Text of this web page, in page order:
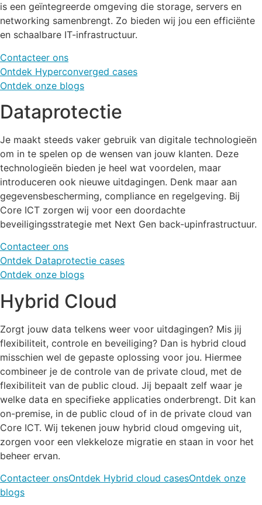
is een geïntegreerde omgeving die storage, servers en
networking samenbrengt. Zo bieden wij jou een efficiënte
en schaalbare IT-infrastructuur.
Contacteer ons
Ontdek Hyperconverged cases
Ontdek onze blogs
Dataprotectie
Je maakt steeds vaker gebruik van digitale technologieën
om in te spelen op de wensen van jouw klanten. Deze
technologieën bieden je heel wat voordelen, maar
introduceren ook nieuwe uitdagingen. Denk maar aan
gegevensbescherming, compliance en regelgeving. Bij
Core ICT zorgen wij voor een doordachte
beveiligingsstrategie met Next Gen back-upinfrastructuur.
Contacteer ons
Ontdek Dataprotectie cases
Ontdek onze blogs
Hybrid Cloud
Zorgt jouw data telkens weer voor uitdagingen? Mis jij
flexibiliteit, controle en beveiliging? Dan is hybrid cloud
misschien wel de gepaste oplossing voor jou. Hiermee
combineer je de controle van de private cloud, met de
flexibiliteit van de public cloud. Jij bepaalt zelf waar je
welke data en specifieke applicaties onderbrengt. Dit kan
on-premise, in de public cloud of in de private cloud van
Core ICT. Wij tekenen jouw hybrid cloud omgeving uit,
zorgen voor een vlekkeloze migratie en staan in voor het
beheer ervan.
Contacteer onsOntdek Hybrid cloud casesOntdek onze
blogs